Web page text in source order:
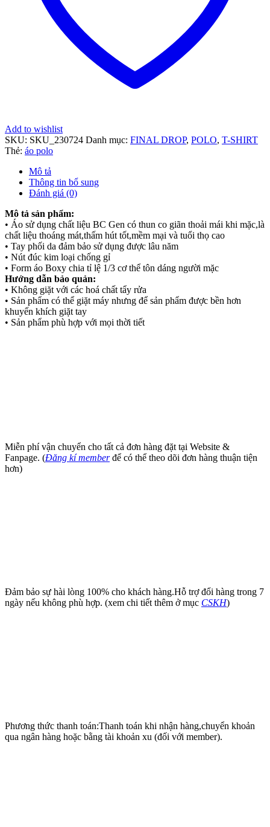
Add to wishlist
SKU: SKU_230724 Danh mục: FINAL DROP, POLO, T-SHIRT
Thẻ: áo polo
Mô tả
Thông tin bổ sung
Đánh giá (0)
Mô tả sản phẩm:
• Áo sử dụng chất liệu BC Gen có thun co giãn thoải mái khi mặc,là
chất liệu thoáng mát,thấm hút tốt,mềm mại và tuổi thọ cao
• Tay phối da đảm bảo sử dụng được lâu năm
• Nút đúc kim loại chống gỉ
• Form áo Boxy chia tỉ lệ 1/3 cơ thể tôn dáng người mặc
Hướng dẫn bảo quản:
• Không giặt với các hoá chất tẩy rửa
• Sản phẩm có thể giặt máy nhưng để sản phẩm được bền hơn
khuyến khích giặt tay
• Sản phẩm phù hợp với mọi thời tiết
Miễn phí vận chuyển cho tất cả đơn hàng đặt tại Website &
Fanpage. (Đăng kí memberđể có thể theo dõi đơn hàng thuận tiện
hơn)
Đảm bảo sự hài lòng 100% cho khách hàng.Hỗ trợ đổi hàng trong 7
ngày nếu không phù hợp. (xem chi tiết thêm ở mục CSKH)
Phương thức thanh toán:Thanh toán khi nhận hàng,chuyển khoản
qua ngân hàng hoặc bằng tài khoản xu (đối với member).